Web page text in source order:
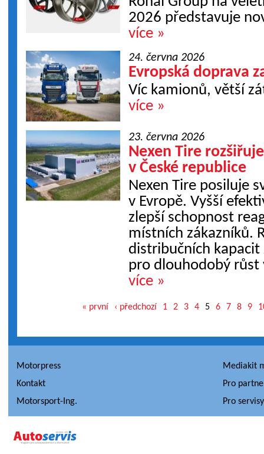
2026 představuje
více »
24. června 2026
Evropská doprava
Víc kamionů, větší
více »
23. června 2026
Nexen Tire
v České republice
Nexen Tire posiluje
v Evropě. Vyšší
zlepší schopnost
místních zákazníků.
distribučních
pro dlouhodobý růst
více »
« první ‹ předchozí 1 2 3 4 5 6 7 8 9
Motorpress
Mediakit
Kontakt
Pro
Motorsport-Ing.
Pro servisy